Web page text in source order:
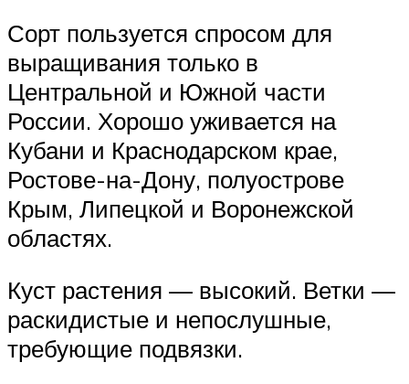
Сорт пользуется спросом для
выращивания только в
Центральной и Южной части
России. Хорошо уживается на
Кубани и Краснодарском крае,
Ростове-на-Дону, полуострове
Крым, Липецкой и Воронежской
областях.
Куст растения — высокий. Ветки —
раскидистые и непослушные,
требующие подвязки.